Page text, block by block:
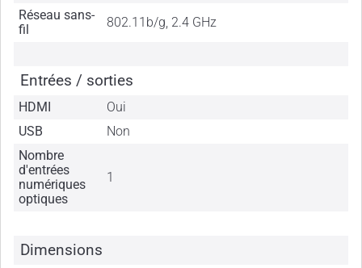
Réseau sans-
fil
802.11b/g, 2.4 GHz
Entrées / sorties
HDMI
Oui
USB
Non
Nombre
d'entrées
numériques
optiques
1
Dimensions